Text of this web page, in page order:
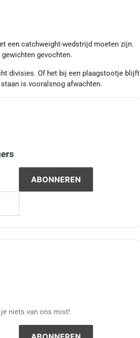
een catchweight-wedstrijd moeten zijn.
gevochten.
divisies. Of het bij een plaagstootje blijft
is vooralsnog afwachten.
niets van ons mist!